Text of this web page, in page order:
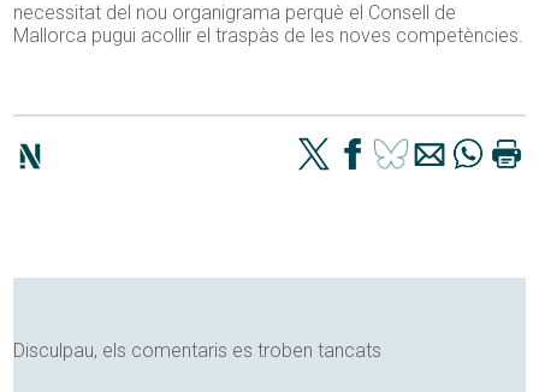
necessitat del nou organigrama perquè el Consell de
Mallorca pugui acollir el traspàs de les noves competències.
Disculpau, els comentaris es troben tancats